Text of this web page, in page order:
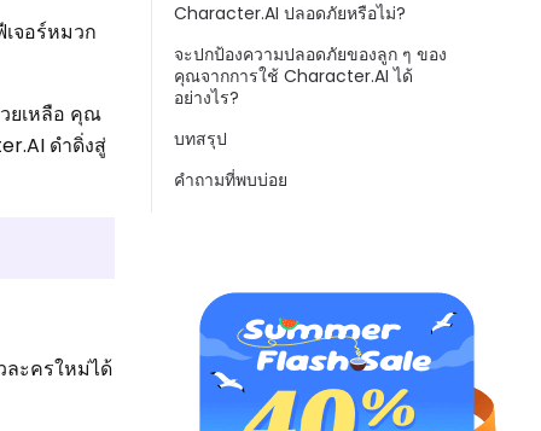
จอร์หมวก
ยเหลือ คุณ
ดำดิ่งสู่
ละครใหม่ได้
Character.AI ปลอดภัยหรือไม่?
จะปกป้องความปลอดภัยของลูก ๆ ของ
คุณจากการใช้ Character.AI ได้
อย่างไร?
บทสรุป
คำถามที่พบบ่อย